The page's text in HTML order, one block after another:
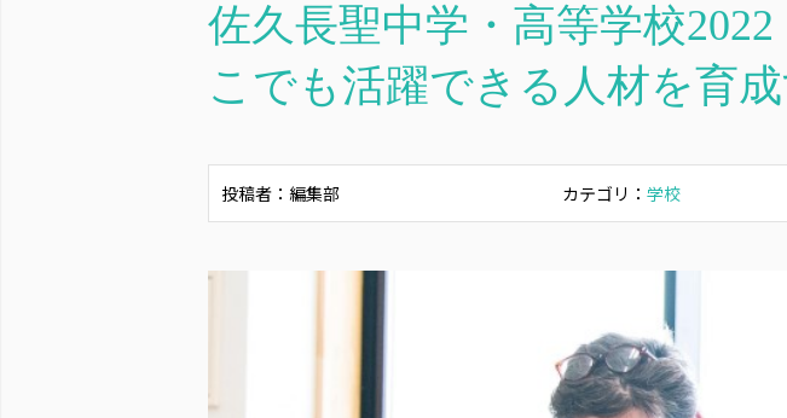
佐久長聖中学・高等学校
こでも活躍できる人材を育
投稿者：編集部 カテゴリ： 学校